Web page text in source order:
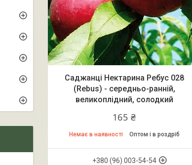
Саджанці Нектарина Ребус 028
(Rebus) - середньо-ранній,
великоплідний, солодкий
165 ₴
Немає в наявності Оптом і в роздріб
+380 (96) 003-54-54